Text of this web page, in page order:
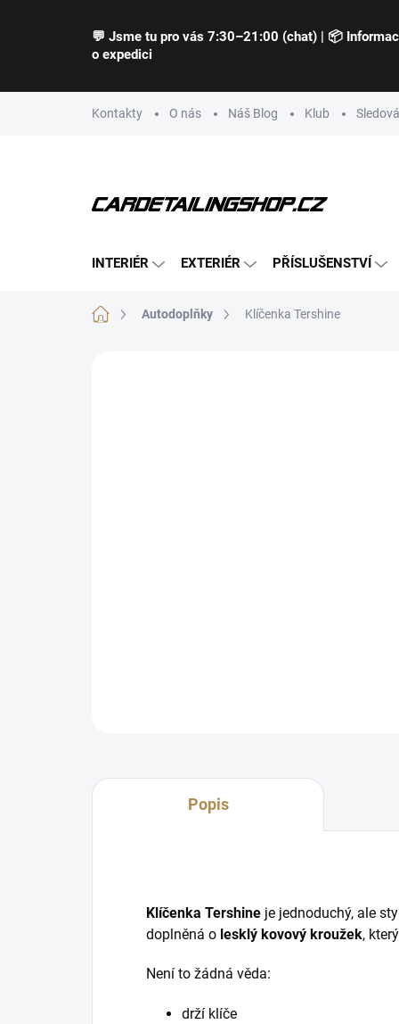
💬 Jsme tu pro vás 7:30–21:00 (chat) | 📦
o expedici
Kontakty O nás Náš Blog Klub
INTERIÉR EXTERIÉR PŘÍSLUŠENSTVÍ
Domů Autodoplňky Klíčenka Tershine
Popis
Klíčenka Tershine je jednoduchý, ale
doplněná o lesklý kovový kroužek,
Není to žádná věda:
drží klíče